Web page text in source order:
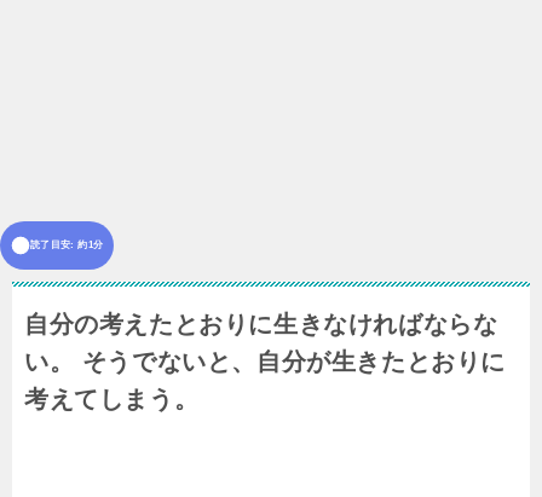
読了目安: 約1分
自分の考えたとおりに生きなければならな
い。 そうでないと、自分が生きたとおりに
考えてしまう。